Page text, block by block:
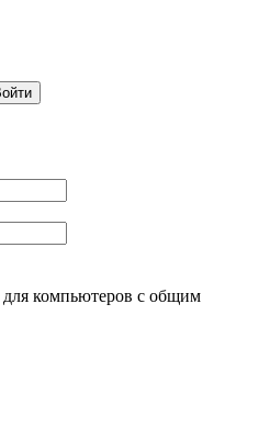
для компьютеров с общим